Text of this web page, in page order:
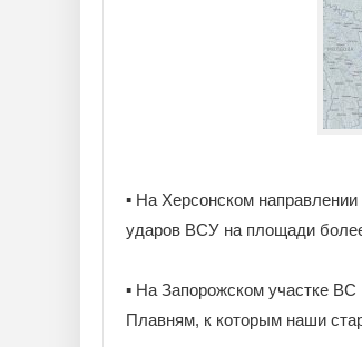
▪️ На Херсонском
ударов ВСУ на площади
▪️ На Запорожском участке
Плавням, к которым наши